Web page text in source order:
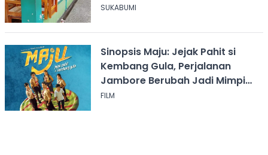
SUKABUMI
Sinopsis Maju: Jejak Pahit si
Kembang Gula, Perjalanan
Jambore Berubah Jadi Mimpi
Buruk
FILM